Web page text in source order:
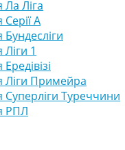
Ліга
А
1
Ліги Примейра
Суперліги Туреччини
РПЛ